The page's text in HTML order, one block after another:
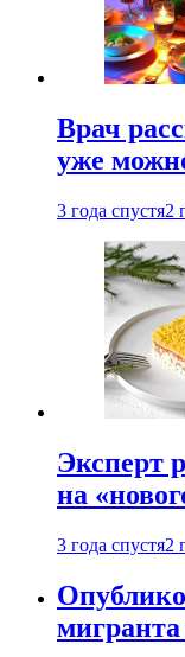
Врач
уже
3 года спустя2
Эксперт
на
3 года спустя2